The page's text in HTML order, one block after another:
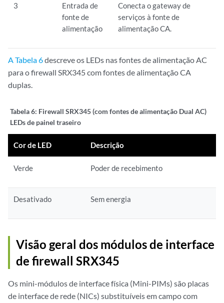
3
Entrada de
fonte de
alimentação
Conecta o gateway de
serviços à fonte de
alimentação CA.
A Tabela 6descreve os LEDs nas fontes de alimentação AC
para o firewall SRX345 com fontes de alimentação CA
duplas.
Tabela 6: Firewall SRX345 (com fontes de alimentação Dual AC)
LEDs de painel traseiro
Cor de LED Descrição
Verde Poder de recebimento
Desativado Sem energia
Visão geral dos módulos de interface
de firewall SRX345
Os mini-módulos de interface física (Mini-PIMs) são placas
de interface de rede (NICs) substituíveis em campo com